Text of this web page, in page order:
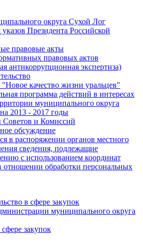
округа Сухой Лог
указов Президента Российской
правовые акты
правовых актов
антикоррупционная экспертиза)
качество жизни уральцев"
программа действий в интересах
муниципального округа
2013 - 2017 годы
и Комиссий
обсуждение
в распоряжении органов местного
сведения, подлежащие
с использованием координат
отношении обработки персональных
в сфере закупок
муниципального округа
закупок